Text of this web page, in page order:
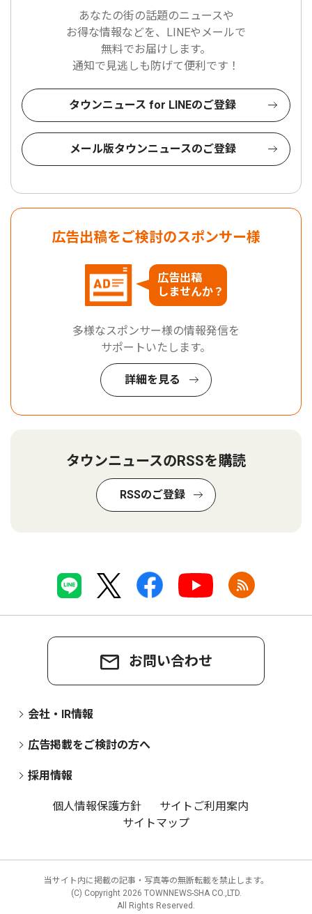
あなたの街の話題のニュースや
お得な情報などを、LINEやメールで
無料でお届けします。
通知で見逃しも防げて便利です！
タウンニュース for LINEのご登録
メール版タウンニュースのご登録
広告出稿をご検討のスポンサー様
広告出稿
しませんか？
多様なスポンサー様の情報発信を
サポートいたします。
詳細を見る
タウンニュースのRSSを購読
RSSのご登録
お問い合わせ
会社・IR情報
広告掲載をご検討の方へ
採用情報
個人情報保護方針
サイトご利用案内
サイトマップ
当サイト内に掲載の記事・写真等の無断転載を禁止します。
(C) Copyright 2026 TOWNNEWS-SHA CO.,LTD.
All Rights Reserved.